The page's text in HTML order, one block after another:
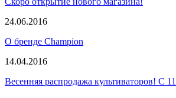
24.06.2016
О бренде Champion
14.04.2016
Весенняя распродажа культиваторов! С